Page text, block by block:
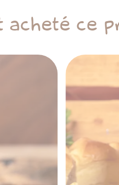
acheté ce